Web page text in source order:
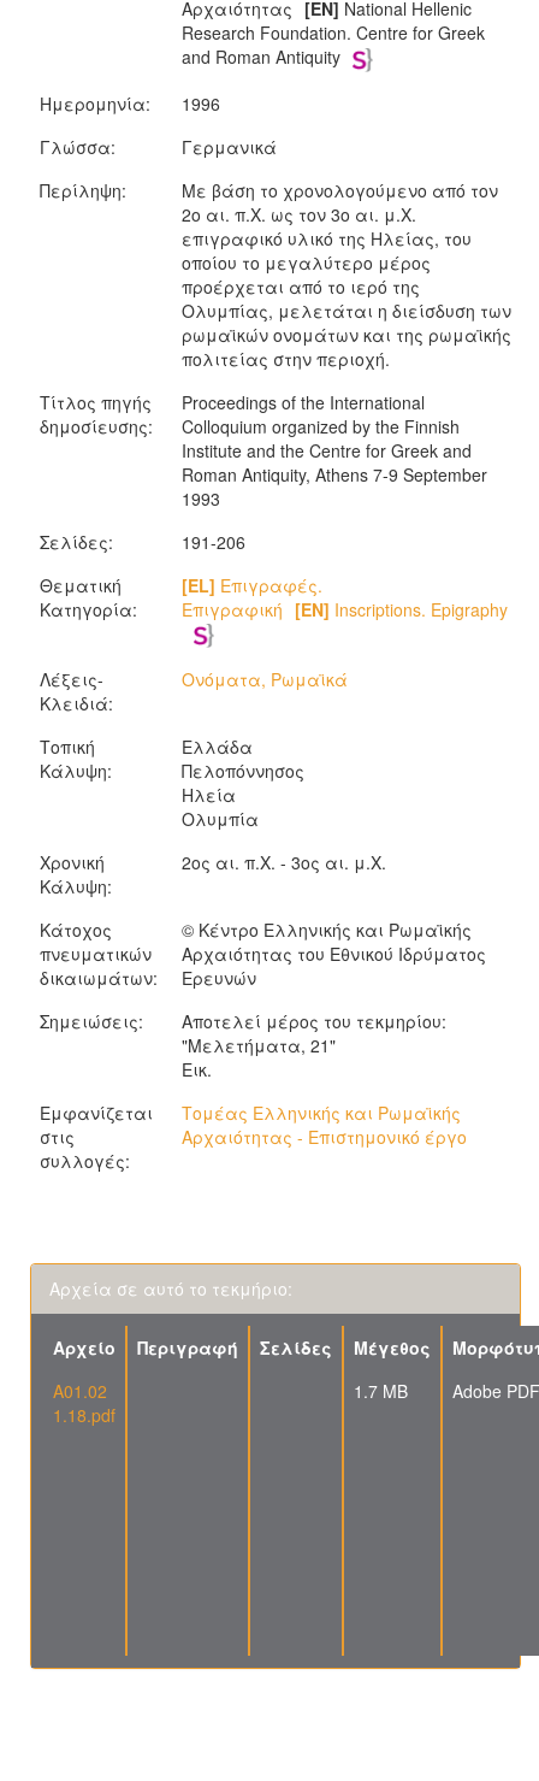
Αρχαιότητας [EN] National Hellenic
Research Foundation. Centre for Greek
and Roman Antiquity
Ημερομηνία:
1996
Γλώσσα:
Γερμανικά
Περίληψη:
Με βάση το χρονολογούμενο από τον
2ο αι. π.Χ. ως τον 3ο αι. μ.Χ.
επιγραφικό υλικό της Ηλείας, του
οποίου το μεγαλύτερο μέρος
προέρχεται από το ιερό της
Ολυμπίας, μελετάται η διείσδυση των
ρωμαϊκών ονομάτων και της ρωμαϊκής
πολιτείας στην περιοχή.
Τίτλος πηγής
δημοσίευσης:
Proceedings of the International
Colloquium organized by the Finnish
Institute and the Centre for Greek and
Roman Antiquity, Athens 7-9 September
1993
Σελίδες:
191-206
Θεματική
Κατηγορία:
[EL] Επιγραφές.
Επιγραφική [EN] Inscriptions. Epigraphy
Λέξεις-
Κλειδιά:
Ονόματα, Ρωμαϊκά
Τοπική
Κάλυψη:
Ελλάδα
Πελοπόννησος
Ηλεία
Ολυμπία
Χρονική
Κάλυψη:
2ος αι. π.Χ. - 3ος αι. μ.Χ.
Κάτοχος
πνευματικών
δικαιωμάτων:
© Κέντρο Ελληνικής και Ρωμαϊκής
Αρχαιότητας του Εθνικού Ιδρύματος
Ερευνών
Σημειώσεις:
Αποτελεί μέρος του τεκμηρίου:
"Μελετήματα, 21"
Εικ.
Εμφανίζεται
στις
συλλογές:
Τομέας Ελληνικής και Ρωμαϊκής
Αρχαιότητας - Επιστημονικό έργο
Αρχεία σε αυτό το τεκμήριο:
Αρχείο Περιγραφή Σελίδες Μέγεθος
A01.02
1.18.pdf
1.7 MB Adobe PDF